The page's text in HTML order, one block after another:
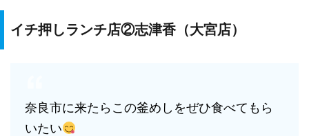
イチ押しランチ店②志津香（大宮店）
奈良市に来たらこの釜めしをぜひ食べてもら
いたい